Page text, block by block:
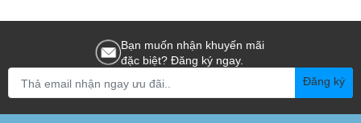
Bạn muốn nhận khuyến mãi
đặc biệt? Đăng ký ngay.
Đăng ký